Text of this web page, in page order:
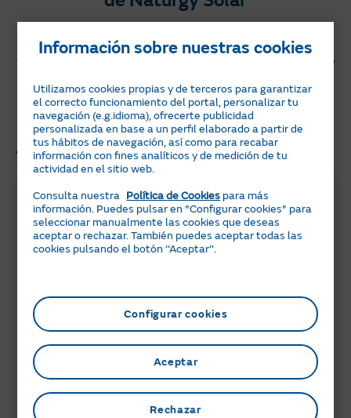
En nuestro blog encontrarás consejos y
artículos relacionado con el ahorro energético,
¡No te lo pierdas!
Artículos Relacionados
05 JULIO 2024 6 min
Peajes de electricidad 2026: ¿Qué
necesitas saber?
ACTUALIDAD
Información sobre nuestras cookies
Utilizamos cookies propias y de terceros para garantizar
el correcto funcionamiento del portal, personalizar tu
navegación (e.g.idioma), ofrecerte publicidad
personalizada en base a un perfil elaborado a partir de
tus hábitos de navegación, así como para recabar
información con fines analíticos y de medición de tu
actividad en el sitio web.
Consulta nuestra Política de Cookies para más
información. Puedes pulsar en "Configurar cookies" para
seleccionar manualmente las cookies que deseas
aceptar o rechazar. También puedes aceptar todas las
cookies pulsando el botón ‘‘Aceptar’’.
Configurar cookies
Rechazar
Aceptar